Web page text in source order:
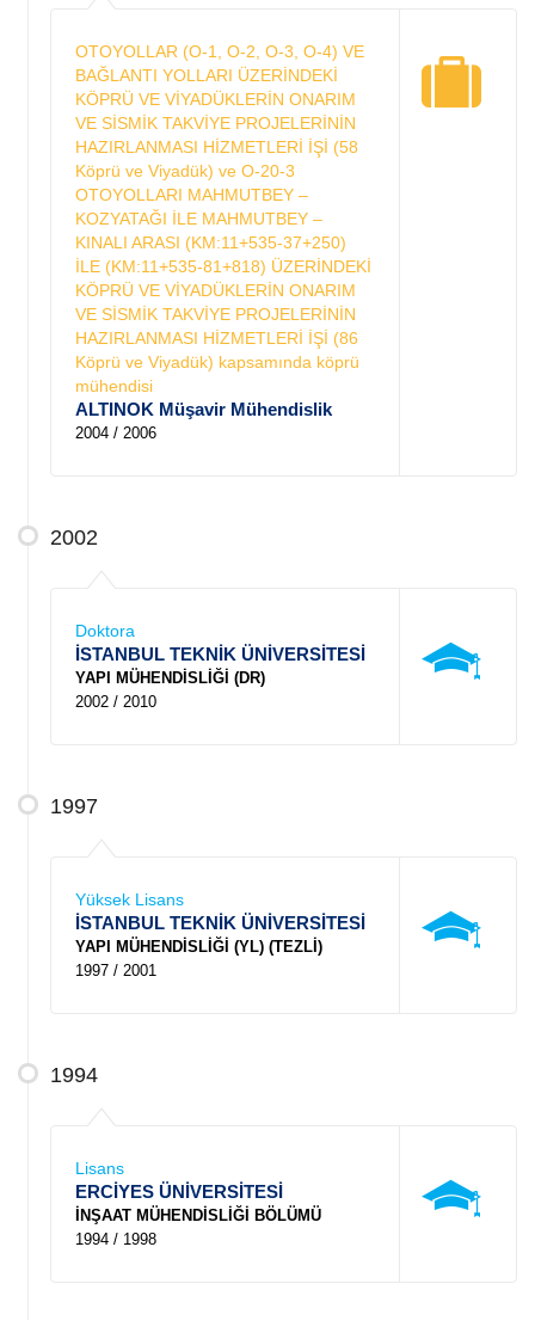
OTOYOLLAR (O-1, O-2, O-3, O-4) VE
BAĞLANTI YOLLARI ÜZERİNDEKİ
KÖPRÜ VE VİYADÜKLERİN ONARIM
VE SİSMİK TAKVİYE PROJELERİNİN
HAZIRLANMASI HİZMETLERİ İŞİ (58
Köprü ve Viyadük) ve O-20-3
OTOYOLLARI MAHMUTBEY –
KOZYATAĞI İLE MAHMUTBEY –
KINALI ARASI (KM:11+535-37+250)
İLE (KM:11+535-81+818) ÜZERİNDEKİ
KÖPRÜ VE VİYADÜKLERİN ONARIM
VE SİSMİK TAKVİYE PROJELERİNİN
HAZIRLANMASI HİZMETLERİ İŞİ (86
Köprü ve Viyadük) kapsamında köprü
mühendisi
ALTINOK Müşavir Mühendislik
2004 / 2006
2002
Doktora
İSTANBUL TEKNİK ÜNİVERSİTESİ
YAPI MÜHENDİSLİĞİ (DR)
2002 / 2010
1997
Yüksek Lisans
İSTANBUL TEKNİK ÜNİVERSİTESİ
YAPI MÜHENDİSLİĞİ (YL) (TEZLİ)
1997 / 2001
1994
Lisans
ERCİYES ÜNİVERSİTESİ
İNŞAAT MÜHENDİSLİĞİ BÖLÜMÜ
1994 / 1998